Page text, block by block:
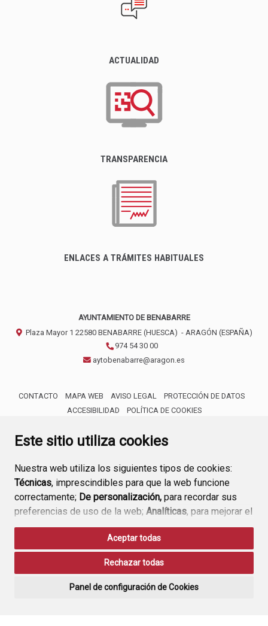
Este sitio utiliza cookies
Nuestra web utiliza los siguientes tipos de cookies:
Técnicas, imprescindibles para que la web funcione
correctamente; De personalización, para recordar sus
preferencias de uso de la web; Analíticas, para mejorar el
funcionamiento de la web y sus servicios.
Si acepta pulsando el botón“Aceptar todas”
consideramos que acepta su uso. Si pulsa el botón
ninguna acción, se guardarán las cookies técnicas
Aceptar todas
Rechazar todas
Panel de configuración de Cookies
ACTUALIDAD
TRANSPARENCIA
ENLACES A TRÁMITES HABITUALES
AYUNTAMIENTO DE BENABARRE
Plaza Mayor 1 22580 BENABARRE (HUESCA) - ARAGÓN (ESPAÑA)
974 54 30 00
aytobenabarre@aragon.es
CONTACTO MAPA WEB AVISO LEGAL
PROTECCIÓN DE DATOS
ACCESIBILIDAD
POLÍTICA DE COOKIES